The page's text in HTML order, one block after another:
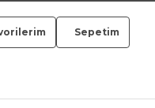
Sepetim